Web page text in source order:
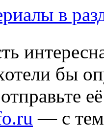
в
бы
— с